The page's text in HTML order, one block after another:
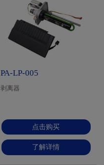
PA-LP-005
剥离器
点击购买
了解详情